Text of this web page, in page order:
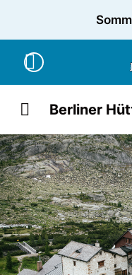
Berliner